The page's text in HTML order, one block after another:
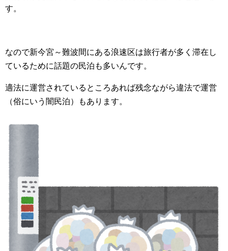
す。
なので新今宮～難波間にある浪速区は旅行者が多く滞在し
ているために話題の民泊も多いんです。
適法に運営されているところあれば残念ながら違法で運営
（俗にいう闇民泊）もあります。